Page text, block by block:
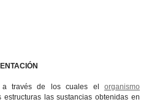
a través de los cuales el organismo
las sustancias obtenidas en